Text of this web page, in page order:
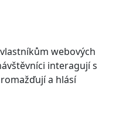
webových
interagují s
a hlásí